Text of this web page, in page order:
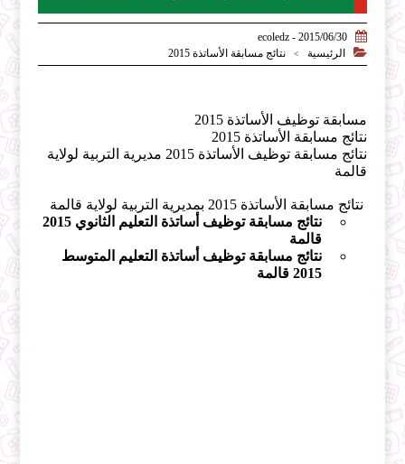

2015/06/30 - ecoledz

الرئيسية > نتائج مسابقة الأساتذة 2015
مسابقة توظيف الأساتذة 2015
نتائج مسابقة الأساتذة 2015
نتائج مسابقة توظيف الأساتذة 2015 مديرية التربية لولاية
قالمة
نتائج مسابقة الأساتذة 2015 بمديرية التربية لولاية قالمة
نتائج مسابقة توظيف أساتذة التعليم الثانوي 2015
قالمة
نتائج مسابقة توظيف أساتذة التعليم المتوسط
2015 قالمة